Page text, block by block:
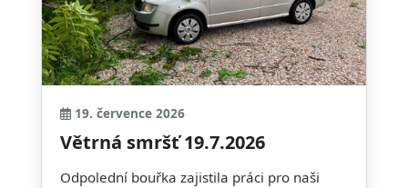
19. července 2026
Větrná smršť 19.7.2026
Odpolední bouřka zajistila práci pro naši